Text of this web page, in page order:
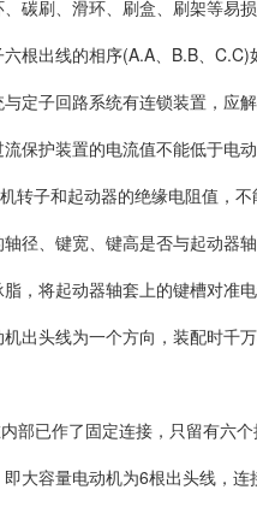
碳刷、滑环、刷盒、刷架等易损
根出线的相序(A.A、B.B、
定子回路系统有连锁装置，应解
保护装置的电流值不能低于电
转子和起动器的绝缘电阻值，不
径、键宽、键高是否与起动器
，将起动器轴套上的键槽对准
出头线为一个方向，装配时千
部已作了固定连接，只留有六
大容量电动机为6根出头线，连